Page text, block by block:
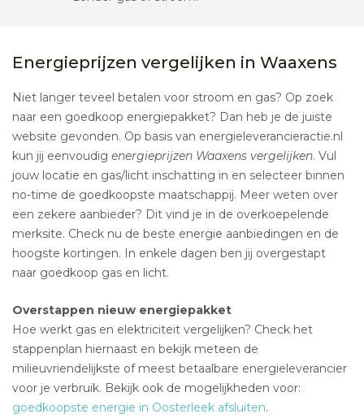
Energieprijzen vergelijken in Waaxens
Niet langer teveel betalen voor stroom en gas? Op zoek
naar een goedkoop energiepakket? Dan heb je de juiste
website gevonden. Op basis van energieleverancieractie.nl
kun jij eenvoudig energieprijzen Waaxens vergelijken. Vul
jouw locatie en gas/licht inschatting in en selecteer binnen
no-time de goedkoopste maatschappij. Meer weten over
een zekere aanbieder? Dit vind je in de overkoepelende
merksite. Check nu de beste energie aanbiedingen en de
hoogste kortingen. In enkele dagen ben jij overgestapt
naar goedkoop gas en licht.
Overstappen nieuw energiepakket
Hoe werkt gas en elektriciteit vergelijken? Check het
stappenplan hiernaast en bekijk meteen de
milieuvriendelijkste of meest betaalbare energieleverancier
voor je verbruik. Bekijk ook de mogelijkheden voor:
goedkoopste energie in Oosterleek afsluiten.